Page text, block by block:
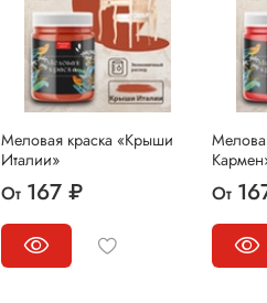
Меловая краска «Крыши
Италии»
От 167 ₽ От